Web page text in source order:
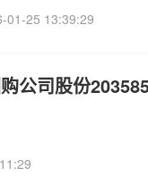
01-25 13:39:29
公司股份